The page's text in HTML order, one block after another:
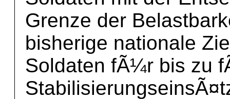
Grenze der
bisherige nationale
Soldaten fÃ¼r bis zu